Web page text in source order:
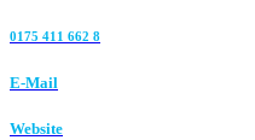
0175 411 662 8‬
E-Mail
Website